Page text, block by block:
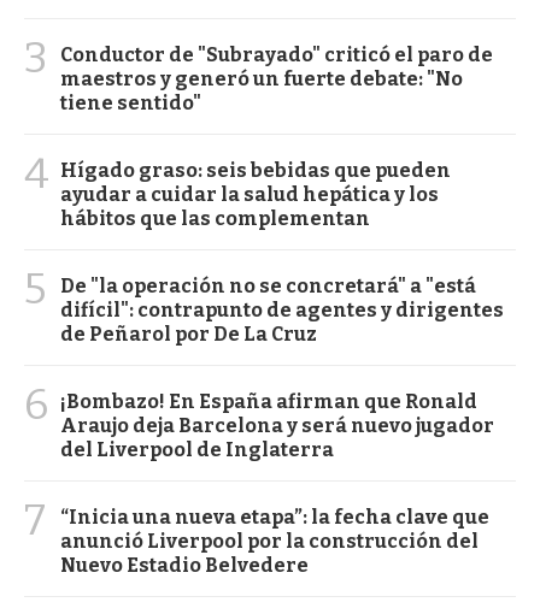
3
Conductor de "Subrayado" criticó el paro de
maestros y generó un fuerte debate: "No
tiene sentido"
4 Hígado graso: seis bebidas que pueden
ayudar a cuidar la salud hepática y los
hábitos que las complementan
5
De "la operación no se concretará" a "está
difícil": contrapunto de agentes y dirigentes
de Peñarol por De La Cruz
6
¡Bombazo! En España afirman que Ronald
Araujo deja Barcelona y será nuevo jugador
del Liverpool de Inglaterra
7
“Inicia una nueva etapa”: la fecha clave que
anunció Liverpool por la construcción del
Nuevo Estadio Belvedere